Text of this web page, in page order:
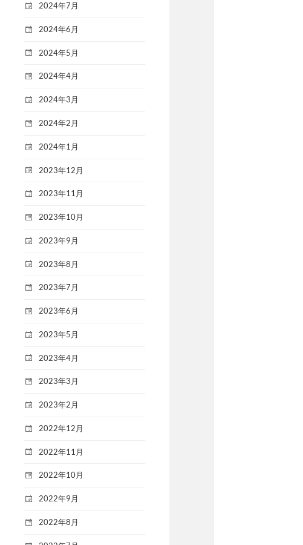
2024年7月
2024年6月
2024年5月
2024年4月
2024年3月
2024年2月
2024年1月
2023年12月
2023年11月
2023年10月
2023年9月
2023年8月
2023年7月
2023年6月
2023年5月
2023年4月
2023年3月
2023年2月
2022年12月
2022年11月
2022年10月
2022年9月
2022年8月